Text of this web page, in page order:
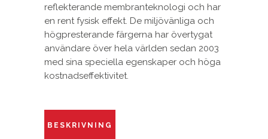
reflekterande membranteknologi och har
en rent fysisk effekt. De miljövänliga och
högpresterande färgerna har övertygat
användare över hela världen sedan 2003
med sina speciella egenskaper och höga
kostnadseffektivitet.
BESKRIVNING